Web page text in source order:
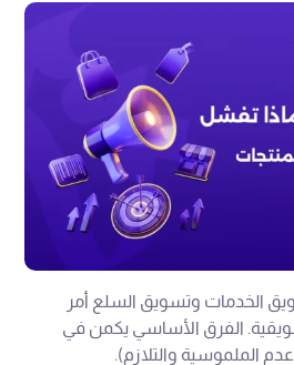
الخدمات وتسويق السلع أمر
الفرق الأساسي يكمن في
الملموسية والتلازم).